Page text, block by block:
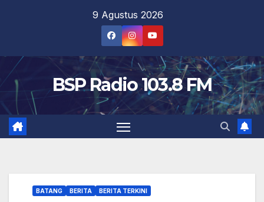
9 Agustus 2026
BSP Radio 103.8 FM
BATANG BERITA BERITA TERKINI